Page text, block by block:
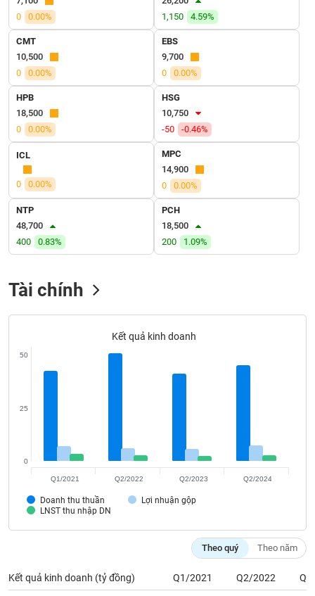
0
0.00%
1,150
4.59%
CMT
10,500
0
0.00%
EBS
9,700
0
0.00%
HPB
18,500
0
0.00%
HSG
10,750
-50
-0.46%
ICL
0 0.00%
MPC
14,900
0
0.00%
NTP
48,700
400
0.83%
PCH
18,500
200
1.09%
Tài chính
Kết quả kinh doanh
Doanh thu thuần
Lợi nhuận gộp
LNST thu nhập DN
0
25
50
Q1/2021 Q2/2022 Q2/2023 Q2/2024
Theo quý Theo năm
Kết quả kinh doanh (tỷ đồng) Q1/2021 Q2/2022
VỤ
TRUYỀN
ÍCH
BẤT
ĐỘNG
SẢN
Mã
khoán
(-)
Chứng
Lãnh
Tất cả
tức
Bài
(-)